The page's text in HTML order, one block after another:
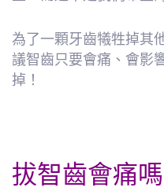
為了一顆牙齒犧牲掉其
議智齒只要會痛、會影
掉！
拔智齒會痛嗎